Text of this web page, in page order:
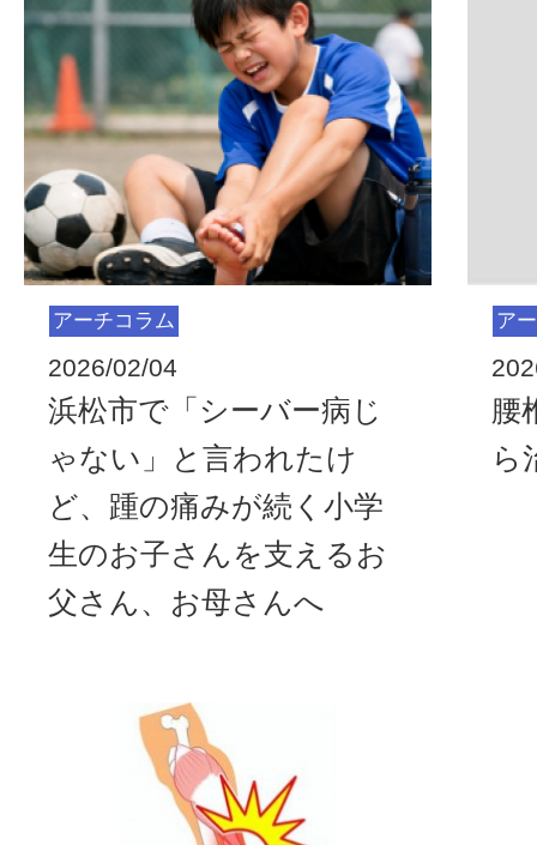
メールでのご相
アーチコラム
2026/02/04
浜松市で「シーバー病じ
ゃない」と言われたけ
ど、踵の痛みが続く小学
生のお子さんを支えるお
父さん、お母さんへ
ア
腰
ら